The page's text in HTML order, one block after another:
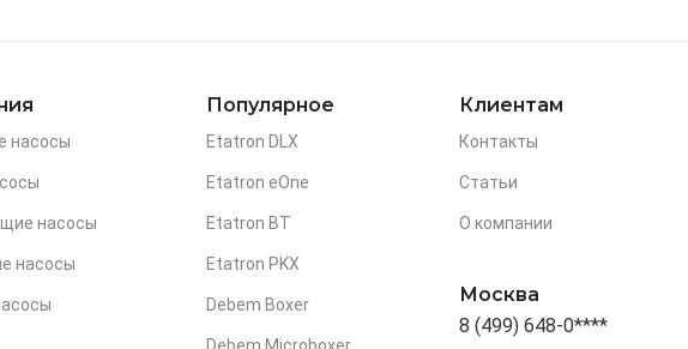
насосы
насосы
насосы
Популярное
Etatron DLX
Etatron eOne
Etatron BT
Etatron PKX
Debem Boxer
Клиентам
Контакты
Статьи
О компании
Москва
8 (499) 648-0****